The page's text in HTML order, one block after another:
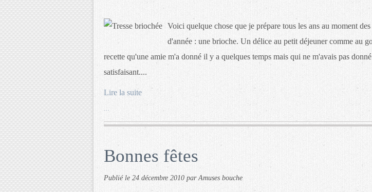
Voici quelque chose que je prépare tous les ans au moment
d'année : une brioche. Un délice au petit déjeuner comme au
recette qu'une amie m'a donné il y a quelques temps mais qui ne m'avais pas
satisfaisant....
Lire la suite
Bonnes fêtes
Publié le 24 décembre 2010 par Amuses bouche